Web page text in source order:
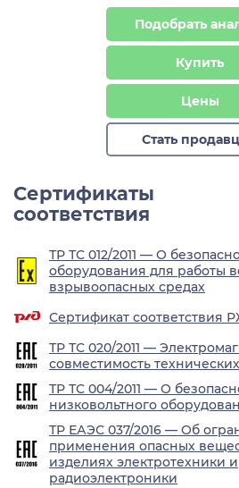
Подобрать
Купить
Цены
Стать
Сертификаты
соответствия
ТР ТС 012/2011 — О
оборудования для работы
взрывоопасных средах
Сертификат соответствия
ТР ТС 020/2011 —
совместимость
ТР ТС 004/2011 — О
низковольтного
ТР ЕАЭС 037/2016 — Об
применения опасных
изделиях электротехники и
радиоэлектроники